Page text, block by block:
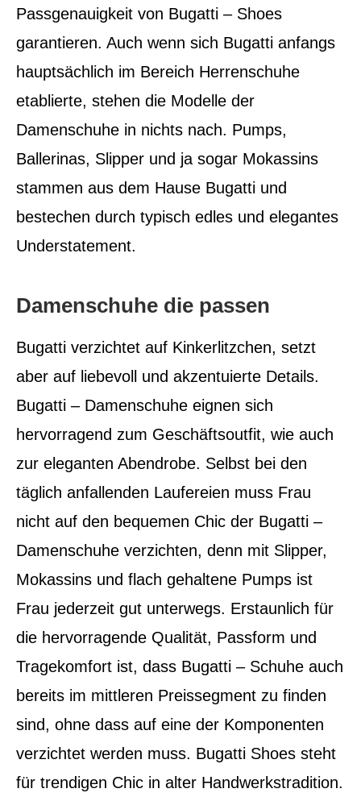
Passgenauigkeit von Bugatti – Shoes
garantieren. Auch wenn sich Bugatti anfangs
hauptsächlich im Bereich Herrenschuhe
etablierte, stehen die Modelle der
Damenschuhe in nichts nach. Pumps,
Ballerinas, Slipper und ja sogar Mokassins
stammen aus dem Hause Bugatti und
bestechen durch typisch edles und elegantes
Understatement.
Damenschuhe die passen
Bugatti verzichtet auf Kinkerlitzchen, setzt
aber auf liebevoll und akzentuierte Details.
Bugatti – Damenschuhe eignen sich
hervorragend zum Geschäftsoutfit, wie auch
zur eleganten Abendrobe. Selbst bei den
täglich anfallenden Laufereien muss Frau
nicht auf den bequemen Chic der Bugatti –
Damenschuhe verzichten, denn mit Slipper,
Mokassins und flach gehaltene Pumps ist
Frau jederzeit gut unterwegs. Erstaunlich für
die hervorragende Qualität, Passform und
Tragekomfort ist, dass Bugatti – Schuhe auch
bereits im mittleren Preissegment zu finden
sind, ohne dass auf eine der Komponenten
verzichtet werden muss. Bugatti Shoes steht
für trendigen Chic in alter Handwerkstradition.